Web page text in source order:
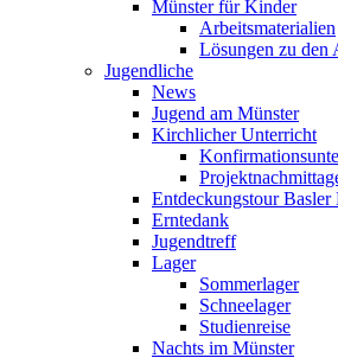
Münster für Kinder
Arbeitsmaterialien
Lösungen zu den
Jugendliche
News
Jugend am Münster
Kirchlicher Unterricht
Entdeckungstour Basler
Erntedank
Jugendtreff
Lager
Sommerlager
Schneelager
Studienreise
Nachts im Münster